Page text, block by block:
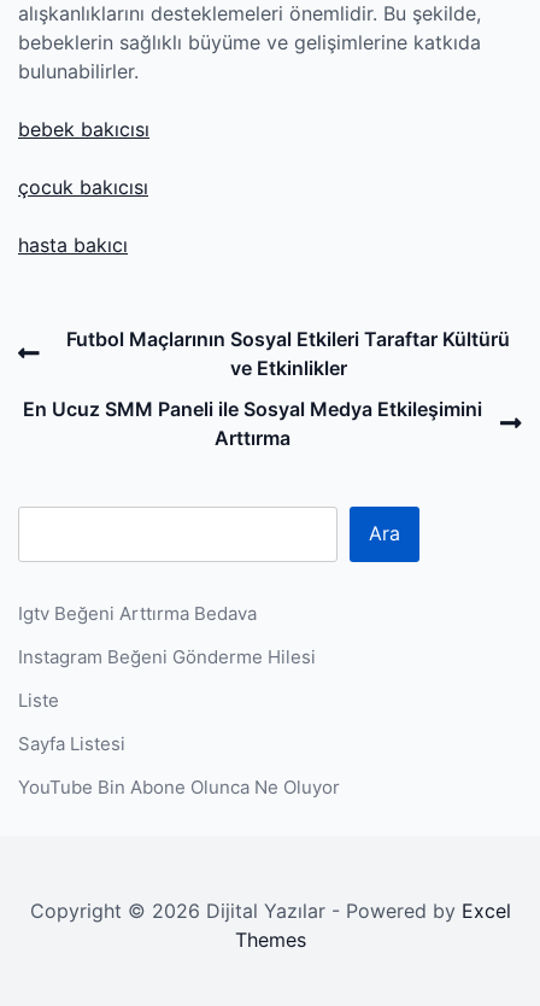
alışkanlıklarını desteklemeleri önemlidir. Bu şekilde,
bebeklerin sağlıklı büyüme ve gelişimlerine katkıda
bulunabilirler.
bebek bakıcısı
çocuk bakıcısı
hasta bakıcı
Post
PreviousFutbol Maçlarının Sosyal Etkileri Taraftar Kültürü
ve Etkinlikler
En Ucuz SMM Paneli ile Sosyal Medya Etkileşimini
Arttırma
Ara
Igtv Beğeni Arttırma Bedava
Instagram Beğeni Gönderme Hilesi
Liste
Sayfa Listesi
YouTube Bin Abone Olunca Ne Oluyor
Copyright © 2026 Dijital Yazılar - Powered by Excel
Themes